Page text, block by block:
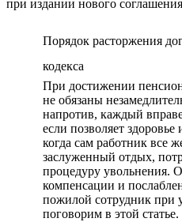
при издании нового
Порядок расторжения
кодекса
При достижении
не обязаны
напротив, каждый
если позволяет
когда сам работник все
заслуженный отдых,
процедуру увольнения.
компенсации и
пожилой сотрудник при
поговорим в этой статье.